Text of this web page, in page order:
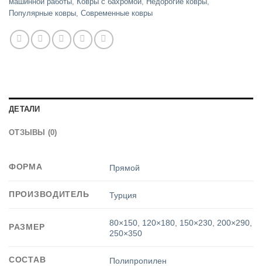
Популярные ковры, Современные ковры
ДЕТАЛИ
ОТЗЫВЫ (0)
ФОРМА Прямой
ПРОИЗВОДИТЕЛЬ Турция
РАЗМЕР 80×150 120×180 150×230 200×290
250×350
СОСТАВ Полипропилен